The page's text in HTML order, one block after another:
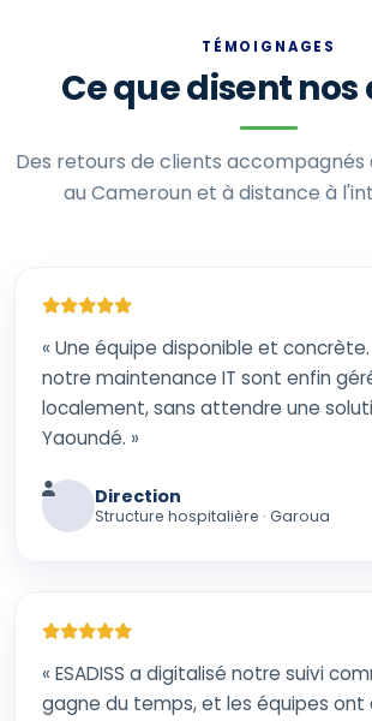
TÉMOIGNAGES
Ce que disent nos
Des retours de clients accompagnés
au Cameroun et à distance à
« Une équipe disponible et
notre maintenance IT sont enfin
localement, sans attendre une
Yaoundé. »
Direction
Structure hospitalière · Garoua
« ESADISS a digitalisé notre suivi
gagne du temps, et les équipes